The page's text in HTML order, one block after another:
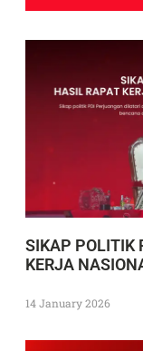
SIKAP POLITIK
KERJA
14 January 2026